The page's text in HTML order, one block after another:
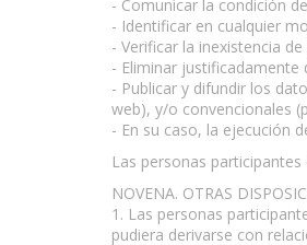
- Comunicar la condición
- Identificar en cualquier
- Verificar la inexistencia
- Eliminar justificadamente
- Publicar y difundir los
web), y/o convencionales
- En su caso, la ejecución
Las personas
NOVENA. OTRAS
1. Las personas
pudiera derivarse con